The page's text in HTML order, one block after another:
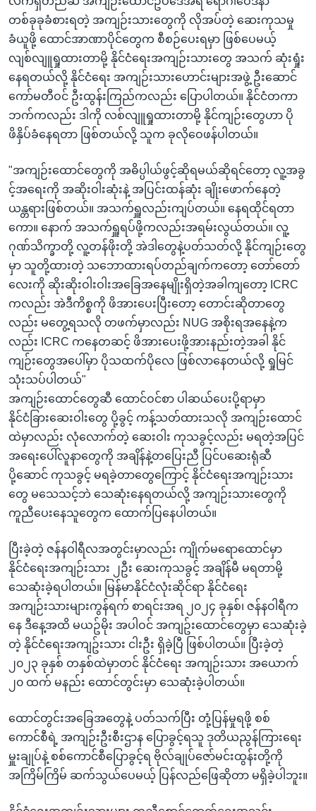
တစ်ခုခုခံစားရတဲ့ အကျဉ်းသားတွေကို လိုအပ်တဲ့ ဆေးကုသမှု
ခံယူဖို့ ထောင်အာဏာပိုင်တွေက စီစဉ်ပေးရမှာ ဖြစ်ပေမယ့်
လျစ်လျူရှုထားတာမို့ နိုင်ငံရေးအကျဉ်းသားတွေ အသက် ဆုံးရှုံး
နေရတယ်လို့ နိုင်ငံရေး အကျဉ်းသားဟောင်းများအဖွဲ့ ဦးဆောင်
ကော်မတီဝင် ဦးထွန်းကြည်ကလည်း ပြောပါတယ်။ နိုင်ငံတကာ
ဘက်ကလည်း ဒါကို လစ်လျူရှုထားတာမို့ နိုင်ကျဉ်းတွေဟာ ပို
ဖိနှိပ်ခံနေရတာ ဖြစ်တယ်လို့ သူက ခုလိုဝေဖန်ပါတယ်။
"အကျဉ်းထောင်တွေကို အဓိပ္ပါယ်ဖွင့်ဆိုရမယ်ဆိုရင်တော့ လူ့အခွ
င့်အရေးကို အဆိုးဝါးဆုံးနဲ့ အပြင်းထန်ဆုံး ချိုးဖောက်နေတဲ့
ယန္တရားဖြစ်တယ်။ အသက်ရှူလည်းကျပ်တယ်။ နေရထိုင်ရတာ
ကော။ နောက် အသက်ရှူရပ်ဖို့ကလည်းအရမ်းလွယ်တယ်။ လူ့
ဂုဏ်သိက္ခာတို့ လူ့တန်ဖိုးတို့ အဲဒါတွေနဲ့ပတ်သတ်လို့ နိုင်ကျဉ်းတွေ
မှာ သူတို့ထားတဲ့ သဘောထားရပ်တည်ချက်ကတော့ တော်တော်
လေးကို ဆိုးဆိုးဝါးဝါးအခြေအနေမျိုးရှိတဲ့အခါကျတော့ ICRC
ကလည်း အဲဒီကိစ္စကို ဖိအားပေးပြီးတော့ တောင်းဆိုတာတွေ
လည်း မတွေ့ရသလို တဖက်မှာလည်း NUG အစိုးရအနေနဲ့က
လည်း ICRC ကနေတဆင့် ဖိအားပေးဖို့အားနည်းတဲ့အခါ နိုင်
ကျဉ်းတွေအပေါ်မှာ ပိုသထက်ပိုလေ ဖြစ်လာနေတယ်လို့ ရှုမြင်
သုံးသပ်ပါတယ်"
အကျဉ်းထောင်တွေဆီ ထောင်ဝင်စာ ပါဆယ်ပေးပို့ရာမှာ
နိုင်ငံခြားဆေးဝါးတွေ ပို့ခွင့် ကန့်သတ်ထားသလို အကျဉ်းထောင်
ထဲမှာလည်း လုံလောက်တဲ့ ဆေးဝါး ကုသခွင့်လည်း မရတဲ့အပြင်
အရေးပေါ်လူနာတွေကို အချိန်နဲ့တပြေးညီ ပြင်ပဆေးရုံဆီ
ပို့ဆောင် ကုသခွင့် မရခဲ့တာတွေကြောင့် နိုင်ငံရေးအကျဉ်းသား
တွေ မသေသင့်ဘဲ သေဆုံးနေရတယ်လို့ အကျဉ်းသားတွေကို
ကူညီပေးနေသူတွေက ထောက်ပြနေပါတယ်။
ပြီးခဲ့တဲ့ ဇန်နဝါရီလအတွင်းမှာလည်း ကျိုက်မရောထောင်မှာ
နိုင်ငံရေးအကျဉ်းသား ၂ဦး ဆေးကုသခွင့် အချိန်မီ မရတာမို့
သေဆုံးခဲ့ရပါတယ်။ မြန်မာနိုင်ငံလုံးဆိုင်ရာ နိုင်ငံရေး
အကျဉ်းသားများကွန်ရက် စာရင်းအရ ၂၀၂၄ ခုနှစ်၊ ဇန်နဝါရီက
နေ ဒီနေ့အထိ မယဥ်မိုး အပါဝင် အကျဥ်းထောင်တွေမှာ သေဆုံးခဲ့
တဲ့ နိုင်ငံရေးအကျဥ်းသား ငါးဦး ရှိခဲ့ပြီ ဖြစ်ပါတယ်။ ပြီးခဲ့တဲ့
၂၀၂၃ ခုနှစ် တနှစ်ထဲမှာတင် နိုင်ငံရေး အကျဉ်းသား အယောက်
၂၀ ထက် မနည်း ထောင်တွင်းမှာ သေဆုံးခဲ့ပါတယ်။
ထောင်တွင်းအခြေအတွေနဲ့ ပတ်သက်ပြီး တုံ့ပြန်မှုရဖို့ စစ်
ကောင်စီရဲ့ အကျဉ်းဦးစီးဌာန ပြောခွင့်ရသူ ဒုတိယညွန်ကြားရေး
မှူးချုပ်နဲ့ စစ်ကောင်စီပြောခွင့်ရ ဗိုလ်ချုပ်ဇော်မင်းထွန်းတို့ကို
အကြိမ်ကြိမ် ဆက်သွယ်ပေမယ့် ပြန်လည်ဖြေဆိုတာ မရှိခဲ့ပါဘူး။